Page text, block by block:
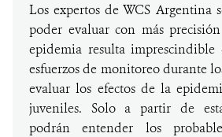
Los expertos de WCS Argentina
poder evaluar con más
epidemia resulta
esfuerzos de monitoreo durante
evaluar los efectos de la
juveniles. Solo a partir de
podrán entender los